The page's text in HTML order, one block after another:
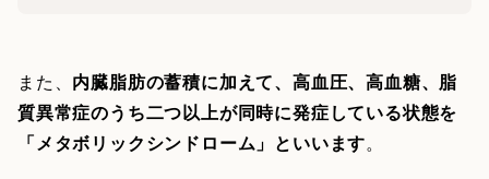
また、 内臓脂肪の蓄積に加えて、高血圧、高血糖、脂
質異常症のうち二つ以上が同時に発症している状態を
「メタボリックシンドローム」といいます。